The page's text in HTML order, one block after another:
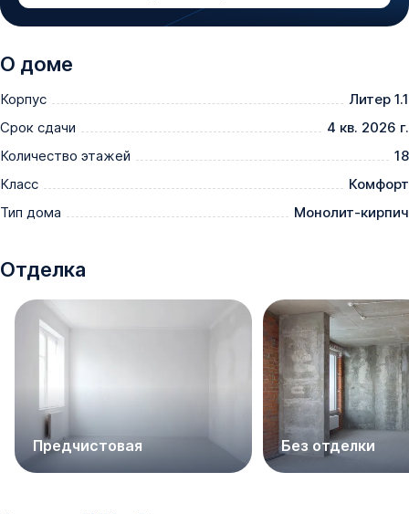
О доме
Корпус
Литер 1.1
Срок сдачи
4 кв. 2026 г.
Количество этажей
18
Класс
Комфорт
Тип дома
Монолит-кирпич
Отделка
Предчистовая Без отделки